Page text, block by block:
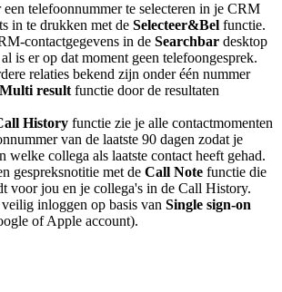
telefoonnummer te selecteren in je CRM
in te drukken met de Selecteer&Bel functie.
contactgegevens in de Searchbar desktop
is er op dat moment geen telefoongesprek.
relaties bekend zijn onder één nummer
Multi result functie door de resultaten
History functie zie je alle contactmomenten
van de laatste 90 dagen zodat je
welke collega als laatste contact heeft gehad.
gespreksnotitie met de Call Note functie die
voor jou en je collega's in de Call History.
inloggen op basis van Single sign-on
of Apple account).